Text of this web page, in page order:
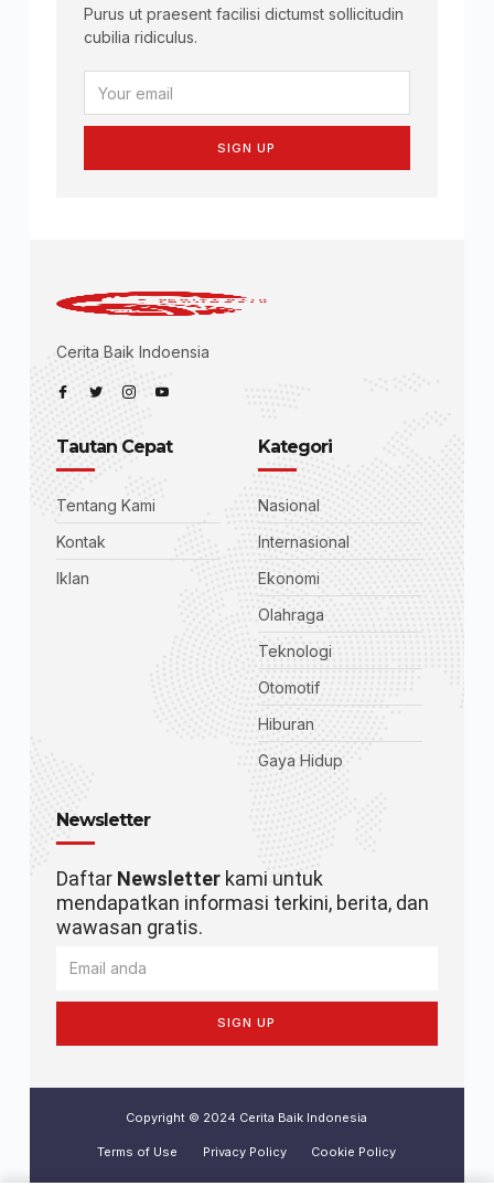
Purus ut praesent facilisi dictumst sollicitudin
cubilia ridiculus.
SIGN UP
Cerita Baik Indoensia
Tautan Cepat
Tentang Kami
Kontak
Iklan
Kategori
Nasional
Internasional
Ekonomi
Olahraga
Teknologi
Otomotif
Hiburan
Gaya Hidup
Newsletter
Daftar Newsletterkami untuk
mendapatkan informasi terkini, berita, dan
wawasan gratis.
SIGN UP
Copyright © 2024 Cerita Baik Indonesia
Terms of Use Privacy Policy Cookie Policy